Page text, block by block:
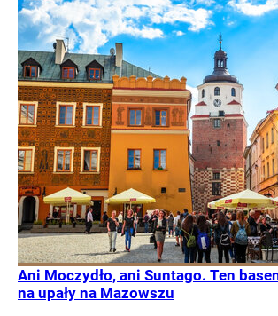
Ani Moczydło, ani Suntago. Ten
na upały na Mazowszu